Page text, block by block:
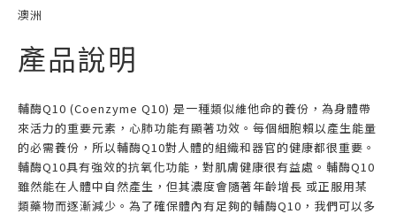
澳洲
產品說明
輔酶Q10 (Coenzyme Q10) 是一種類似維他命的養份，為身體帶
來活力的重要元素，心肺功能有顯著功效。每個細胞賴以產生能量
的必需養份，所以輔酶Q10對人體的組織和器官的健康都很重要。
輔酶Q10具有強效的抗氧化功能，對肌膚健康很有益處。輔酶Q10
雖然能在人體中自然產生，但其濃度會隨著年齡增長 或正服用某
類藥物而逐漸減少。為了確保體內有足夠的輔酶Q10，我們可以多